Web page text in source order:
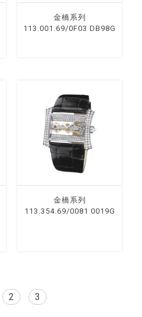
⾦橋系列
113.001.69/0F03 DB98G
⾦橋系列
113.354.69/0081 0019G
2 3